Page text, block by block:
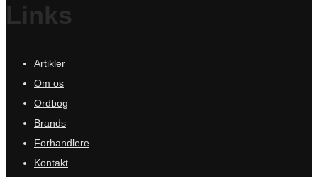
Links
Artikler
Om os
Ordbog
Brands
Forhandlere
Kontakt